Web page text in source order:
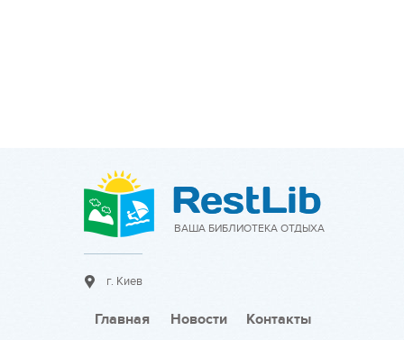
ВАША БИБЛИОТЕКА ОТДЫХА
г. Киев
Главная Новости Контакты